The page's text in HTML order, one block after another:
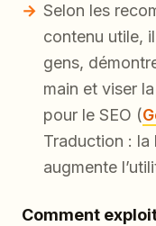
Selon les
contenu utile,
gens,
main et viser
pour le SEO (
Traduction : la
augmente
Comment